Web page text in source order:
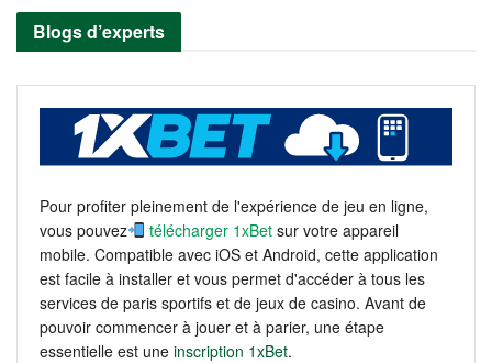
Blogs d’experts
Pour profiter pleinement de l'expérience de jeu en ligne,
vous pouvez
télécharger 1xBet sur votre appareil
mobile. Compatible avec iOS et Android, cette application
est facile à installer et vous permet d'accéder à tous les
services de paris sportifs et de jeux de casino. Avant de
pouvoir commencer à jouer et à parier, une étape
essentielle est une inscription 1xBet.